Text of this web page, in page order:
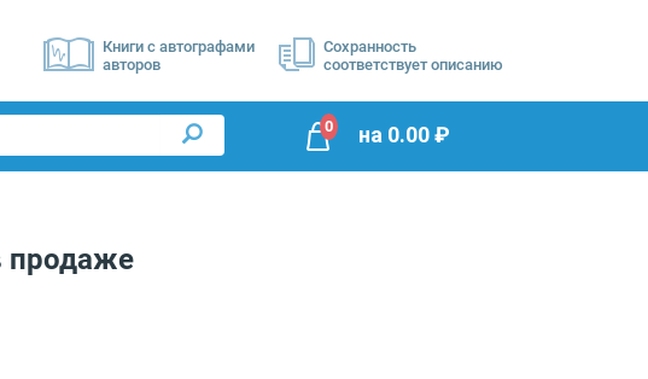
Книги с автографами
авторов
Сохранность
соответствует описанию
0 на 0.00₽
продаже